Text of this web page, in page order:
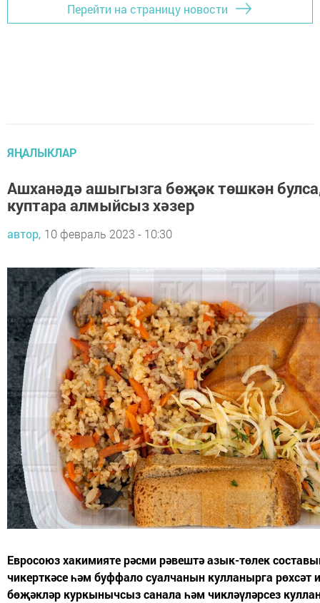
Перейти на страницу новости
ЯҢАЛЫКЛАР
Ашханәдә ашыгызга бөҗәк төшкән
куптара алмыйсыз хәзер
автор, 10 февраль 2023 - 10:30
Евросоюз хакимияте рәсми рәвештә азык-төлек
чикерткәсе һәм буффало суалчанын кулланырга рөхсәт
бөҗәкләр куркынычсыз санала һәм чикләүләрсез